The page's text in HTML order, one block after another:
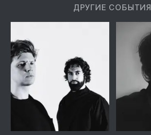
ДРУГИЕ СОБЫТИЯ